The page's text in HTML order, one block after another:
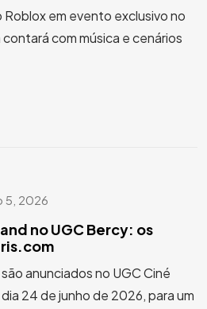
Roblox em evento exclusivo no
com música e cenários
5, 2026
no UGC Bercy: os
anunciados no UGC Ciné
24 de junho de 2026, para um